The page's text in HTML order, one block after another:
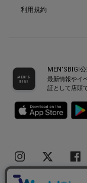
利用規約
MEN’SBIGI
最新情報やイ
証として店頭